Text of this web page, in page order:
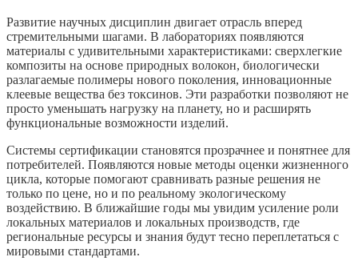
Развитие научных дисциплин двигает отрасль вперед
стремительными шагами. В лабораториях появляются
материалы с удивительными характеристиками: сверхлегкие
композиты на основе природных волокон, биологически
разлагаемые полимеры нового поколения, инновационные
клеевые вещества без токсинов. Эти разработки позволяют не
просто уменьшать нагрузку на планету, но и расширять
функциональные возможности изделий.
Системы сертификации становятся прозрачнее и понятнее для
потребителей. Появляются новые методы оценки жизненного
цикла, которые помогают сравнивать разные решения не
только по цене, но и по реальному экологическому
воздействию. В ближайшие годы мы увидим усиление роли
локальных материалов и локальных производств, где
региональные ресурсы и знания будут тесно переплетаться с
мировыми стандартами.